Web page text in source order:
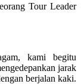
Tour Leader
kami begitu
jarak
berjalan kaki.